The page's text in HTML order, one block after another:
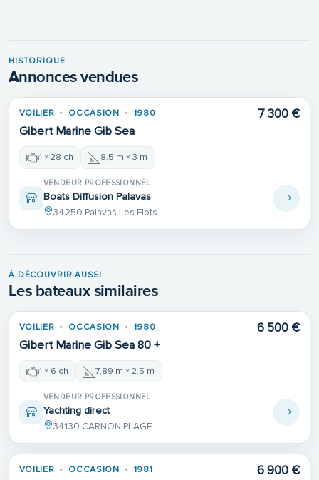
HISTORIQUE
Annonces vendues
VENDU
VOILIER OCCASION 1980
Gibert Marine Gib Sea
7 300 €
1 × 28 ch 8,5 m × 3 m
VENDEUR PROFESSIONNEL
Boats Diffusion Palavas
34250 Palavas Les Flots
À DÉCOUVRIR AUSSI
Les bateaux similaires
VOILIER OCCASION 1980
Gibert Marine Gib Sea 80 +
6 500 €
1 × 6 ch 7,89 m × 2,5 m
VENDEUR PROFESSIONNEL
Yachting direct
34130 CARNON PLAGE
VOILIER OCCASION 1981 6 900 €